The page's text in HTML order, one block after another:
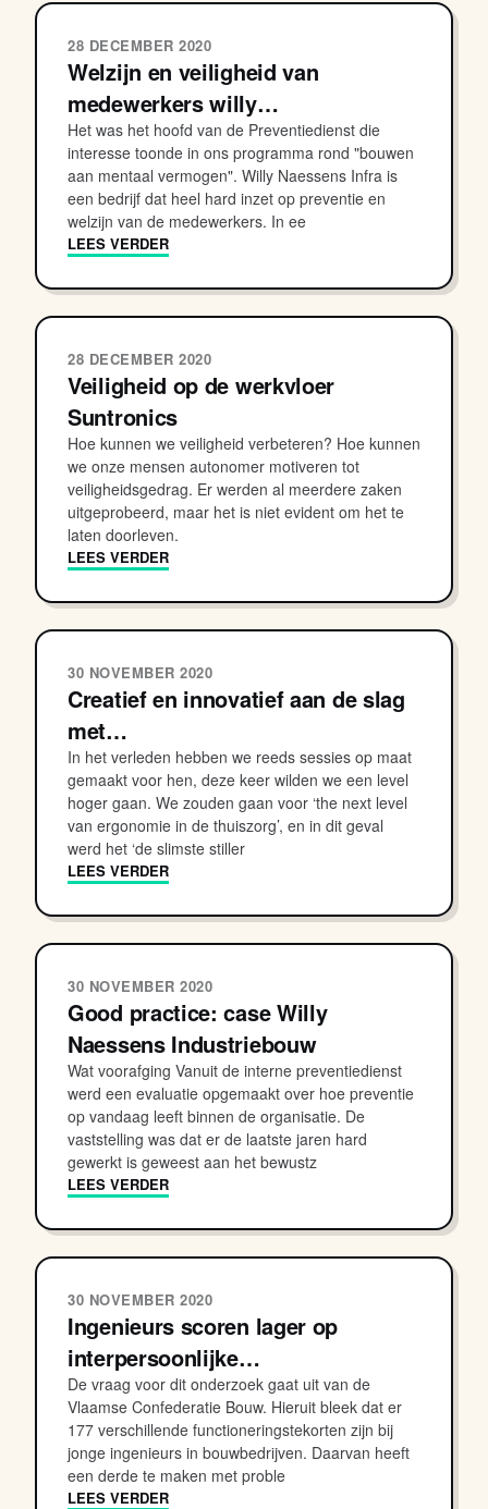
28 DECEMBER 2020
Welzijn en veiligheid van
medewerkers willy…
Het was het hoofd van de Preventiedienst die
interesse toonde in ons programma rond "bouwen
aan mentaal vermogen". Willy Naessens Infra is
een bedrijf dat heel hard inzet op preventie en
welzijn van de medewerkers. In ee
LEES VERDER
28 DECEMBER 2020
Veiligheid op de werkvloer
Suntronics
Hoe kunnen we veiligheid verbeteren? Hoe kunnen
we onze mensen autonomer motiveren tot
veiligheidsgedrag. Er werden al meerdere zaken
uitgeprobeerd, maar het is niet evident om het te
laten doorleven.
LEES VERDER
30 NOVEMBER 2020
Creatief en innovatief aan de slag
met…
In het verleden hebben we reeds sessies op maat
gemaakt voor hen, deze keer wilden we een level
hoger gaan. We zouden gaan voor ‘the next level
van ergonomie in de thuiszorg’, en in dit geval
werd het ‘de slimste stiller
LEES VERDER
30 NOVEMBER 2020
Good practice: case Willy
Naessens Industriebouw
Wat voorafging Vanuit de interne preventiedienst
werd een evaluatie opgemaakt over hoe preventie
op vandaag leeft binnen de organisatie. De
vaststelling was dat er de laatste jaren hard
gewerkt is geweest aan het bewustz
LEES VERDER
30 NOVEMBER 2020
Ingenieurs scoren lager op
interpersoonlijke…
De vraag voor dit onderzoek gaat uit van de
Vlaamse Confederatie Bouw. Hieruit bleek dat er
177 verschillende functioneringstekorten zijn bij
jonge ingenieurs in bouwbedrijven. Daarvan heeft
een derde te maken met proble
LEES VERDER